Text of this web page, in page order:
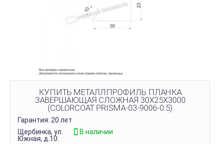
КУПИТЬ МЕТАЛЛПРОФИЛЬ ПЛАНКА
ЗАВЕРШАЮЩАЯ СЛОЖНАЯ 30Х25Х3000
(COLORCOAT PRISMA-03-9006-0.5)
Гарантия: 20 лет
Щербинка, ул.
Южная, д.10:
В наличии